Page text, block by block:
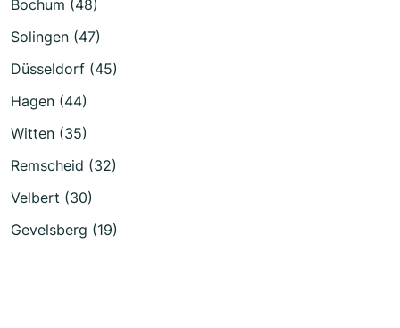
Bochum (48)
Solingen (47)
Düsseldorf (45)
Hagen (44)
Witten (35)
Remscheid (32)
Velbert (30)
Gevelsberg (19)